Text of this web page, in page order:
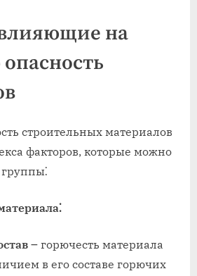
на
строительных материалов
факторов, которые можно
౼ горючесть материала
в его составе горючих